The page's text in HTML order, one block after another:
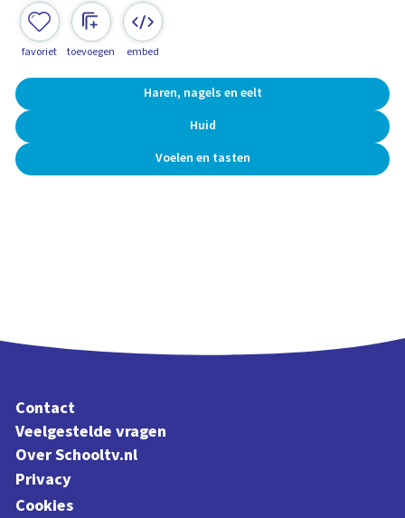
favoriet toevoegen embed
Haren, nagels en eelt
Huid
Voelen en tasten
Contact
Veelgestelde vragen
Over Schooltv.nl
Privacy
Cookies